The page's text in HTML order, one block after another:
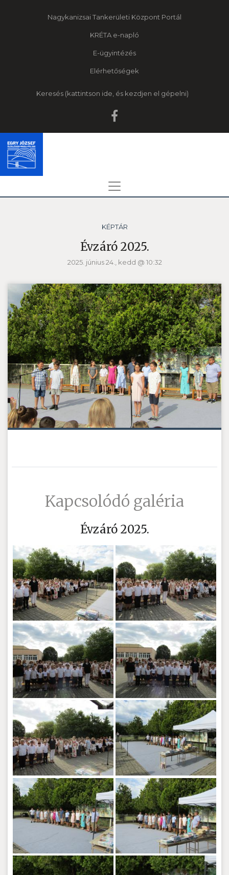
Nagykanizsai Tankerületi Központ Portál
KRÉTA e-napló
E-ügyintézés
Elérhetőségek
Keresés
KÉPTÁR
Évzáró 2025.
2025. június 24., kedd @ 10:32
Kapcsolódó galéria
Évzáró 2025.